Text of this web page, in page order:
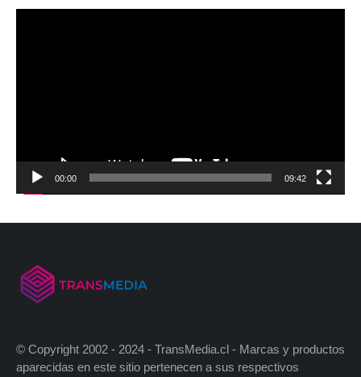
00:00 09:42
© Copyright 2002 - 2024 - TransMedia.cl - Marcas y productos
aparecidas en este sitio pertenecen a sus respectivos